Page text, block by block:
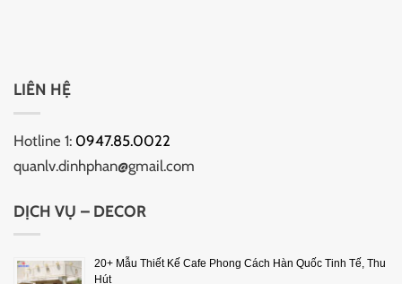
LIÊN HỆ
Hotline 1: 0947.85.0022
quanlv.dinhphan@gmail.com
DỊCH VỤ – DECOR
20+ Mẫu Thiết Kế Cafe Phong Cách Hàn Quốc Tinh Tế, Thu
Hút